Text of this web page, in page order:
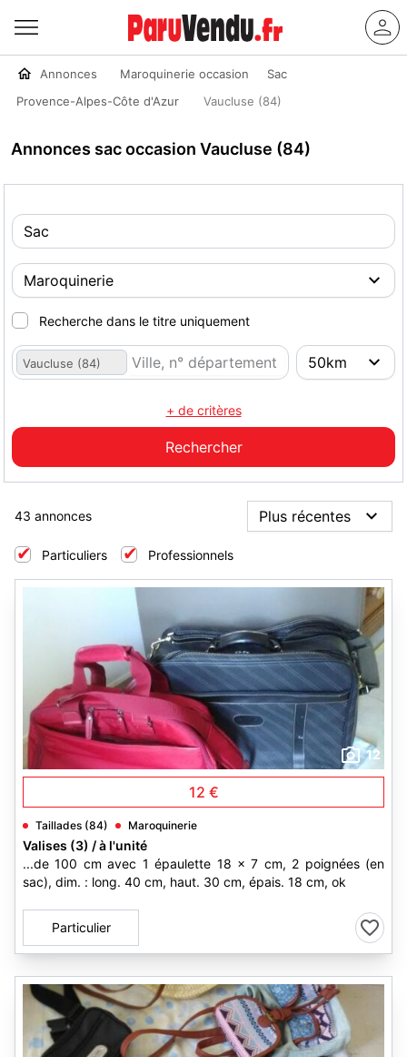
Annonces Maroquinerie occasion
Sac
Provence-Alpes-Côte d'Azur
Vaucluse (84)
Annonces sac occasion Vaucluse (84)
Recherche dans le titre uniquement
Vaucluse (84)
+ de critères
43 annonces
Particuliers Professionnels
12
12 €
Taillades (84) Maroquinerie
Valises (3) / à l'unité
...de 100 cm avec 1 épaulette 18 x 7 cm, 2 poignées (en
sac), dim. : long. 40 cm, haut. 30 cm, épais. 18 cm, ok
Particulier